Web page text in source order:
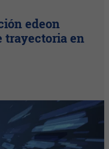
edeon
trayectoria en